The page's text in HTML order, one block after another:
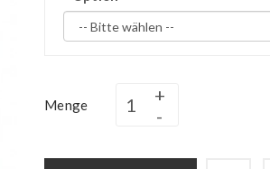
Menge